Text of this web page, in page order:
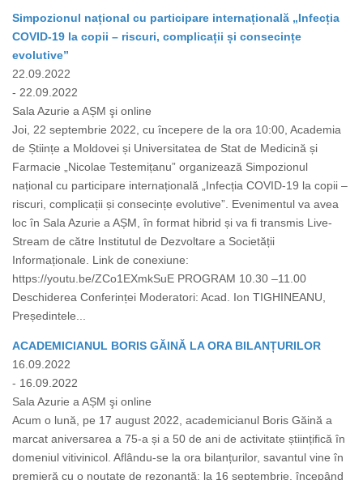
Simpozionul național cu participare internațională „Infecția
COVID-19 la copii – riscuri, complicații și consecințe
evolutive”
22.09.2022
- 22.09.2022
Sala Azurie a AȘM şi online
Joi, 22 septembrie 2022, cu începere de la ora 10:00, Academia
de Științe a Moldovei și Universitatea de Stat de Medicină și
Farmacie „Nicolae Testemițanu” organizează Simpozionul
național cu participare internațională „Infecția COVID-19 la copii –
riscuri, complicații și consecințe evolutive”. Evenimentul va avea
loc în Sala Azurie a AȘM, în format hibrid și va fi transmis Live-
Stream de către Institutul de Dezvoltare a Societății
Informaționale. Link de conexiune:
https://youtu.be/ZCo1EXmkSuE PROGRAM 10.30 –11.00
Deschiderea Conferinței Moderatori: Acad. Ion TIGHINEANU,
Președintele...
ACADEMICIANUL BORIS GĂINĂ LA ORA BILANȚURILOR
16.09.2022
- 16.09.2022
Sala Azurie a AȘM şi online
Acum o lună, pe 17 august 2022, academicianul Boris Găină a
marcat aniversarea a 75-a și a 50 de ani de activitate științifică în
domeniul vitivinicol. Aflându-se la ora bilanțurilor, savantul vine în
premieră cu o noutate de rezonanță: la 16 septembrie, începând